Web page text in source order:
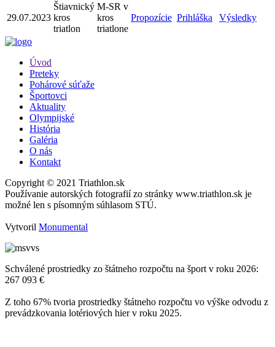
29.07.2023
Štiavnický
kros
triatlon
M-SR v
kros
triatlone
Propozície Prihláška Výsledky
Úvod
Preteky
Pohárové súťaže
Športovci
Aktuality
Olympijské
História
Galéria
O nás
Kontakt
Copyright © 2021 Triathlon.sk
Používanie autorských fotografií zo stránky www.triathlon.sk je
možné len s písomným súhlasom STÚ.
Vytvoril Monumental
Schválené prostriedky zo štátneho rozpočtu na šport v roku 2026:
267 093 €
Z toho 67% tvoria prostriedky štátneho rozpočtu vo výške odvodu z
prevádzkovania lotériových hier v roku 2025.